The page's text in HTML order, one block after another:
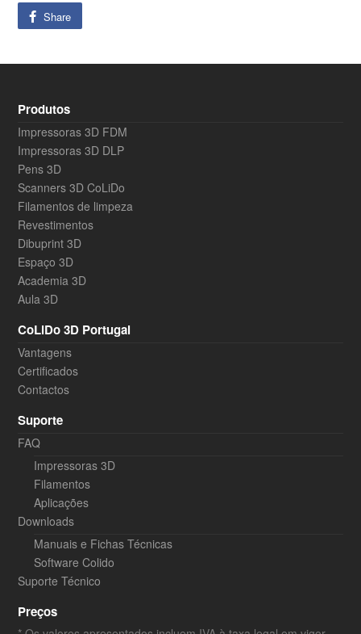
Share
Produtos
Impressoras 3D FDM
Impressoras 3D DLP
Pens 3D
Scanners 3D CoLiDo
Filamentos de limpeza
Revestimentos
Dibuprint 3D
Espaço 3D
Academia 3D
Aula 3D
CoLiDo 3D Portugal
Vantagens
Certificados
Contactos
Suporte
FAQ
Impressoras 3D
Filamentos
Aplicações
Downloads
Manuais e Fichas Técnicas
Software Colido
Suporte Técnico
Preços